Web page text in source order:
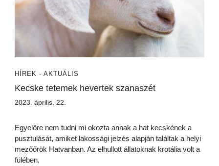
HÍREK - AKTUÁLIS
Kecske tetemek hevertek szanaszét
2023. április. 22.
Egyelőre nem tudni mi okozta annak a hat kecskének a
pusztulását, amiket lakossági jelzés alapján találtak a helyi
mezőőrök Hatvanban. Az elhullott állatoknak krotália volt a
fülében.